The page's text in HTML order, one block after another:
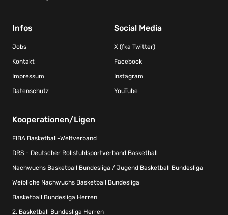
Infos
Jobs
Kontakt
Impressum
Datenschutz
Social Media
X (fka Twitter)
Facebook
Instagram
YouTube
Kooperationen/Ligen
FIBA Basketball-Weltverband
DRS – Deutscher Rollstuhlsportverband Basketball
Nachwuchs Basketball Bundesliga / Jugend Basketball Bundesliga
Weibliche Nachwuchs Basketball Bundesliga
Basketball Bundesliga Herren
2. Basketball Bundesliga Herren